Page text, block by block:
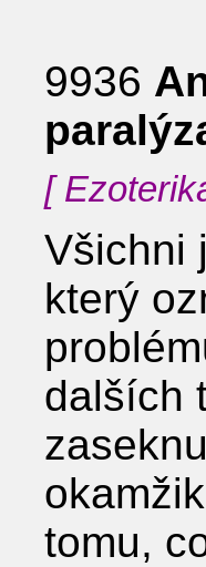
9936
[
Všichni
který
dalších
tomu,